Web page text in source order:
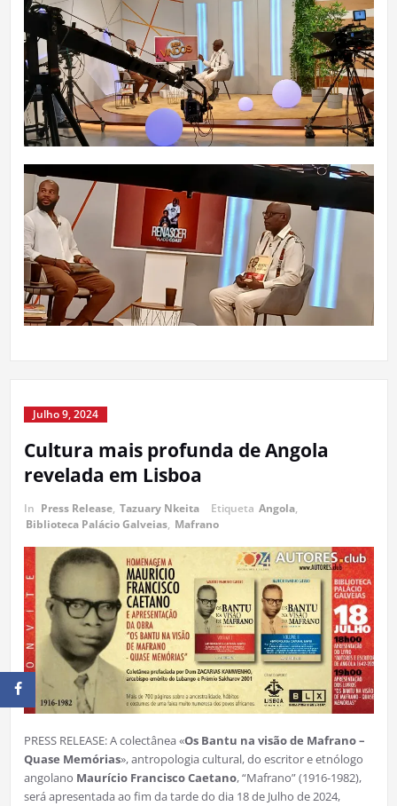
Julho 9, 2024
Cultura mais profunda de Angola
revelada em Lisboa
In Press Release, Tazuary Nkeita Etiqueta Angola,
Biblioteca Palácio Galveias, Mafrano
PRESS RELEASE: A colectânea «Os Bantu na visão de Mafrano –
Quase Memórias», antropologia cultural, do escritor e etnólogo
angolano Maurício Francisco Caetano, “Mafrano” (1916-1982),
será apresentada ao fim da tarde do dia 18 de Julho de 2024,